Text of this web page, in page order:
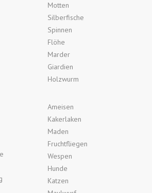
Motten
Silberfische
Spinnen
Flöhe
Marder
Giardien
Holzwurm
Ameisen
Kakerlaken
Maden
Fruchtfliegen
Wespen
Hunde
Katzen